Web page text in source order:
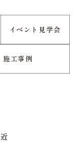
イベント見学会
施工事例